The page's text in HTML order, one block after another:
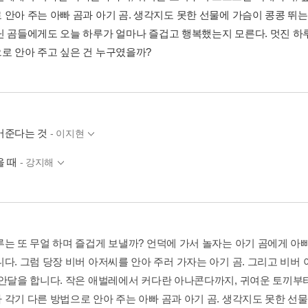
안아 주는 아빠 곰과 아기 곰. 생각지도 못한 선물에 가슴이 콩콩 뛰
곰들에게도 오늘 하루가 얼마나 즐겁고 행복했는지 모른다. 멋진
안아 주고 싶은 건 누구였을까?
준다는 것 - 이지현
때 - 강지해
는 또 무얼 하며 즐겁게 보낼까? 언덕에 가서 놀자는 아기 곰에게 아
다. 그럼 당장 비버 아저씨를 안아 주러 가자는 아기 곰. 그리고 비버
달을 합니다. 작은 애벌레에서 커다란 아나콘다까지, 귀여운 토끼
각기 다른 방법으로 안아 주는 아빠 곰과 아기 곰. 생각지도 못한 선